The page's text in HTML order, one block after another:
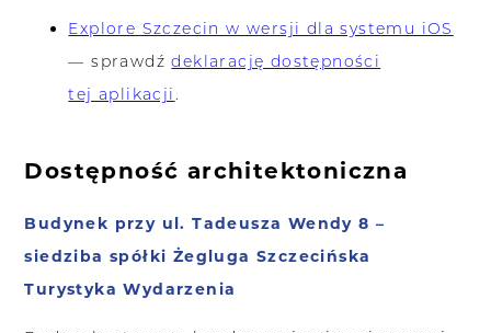
Explore Szczecin w wersji dla systemu iOS
— sprawdźdeklarację dostępności
tej aplikacji.
Dostępność architektoniczna
Budynek przy ul. Tadeusza Wendy 8 –
siedziba spółki Żegluga Szczecińska
Turystyka Wydarzenia